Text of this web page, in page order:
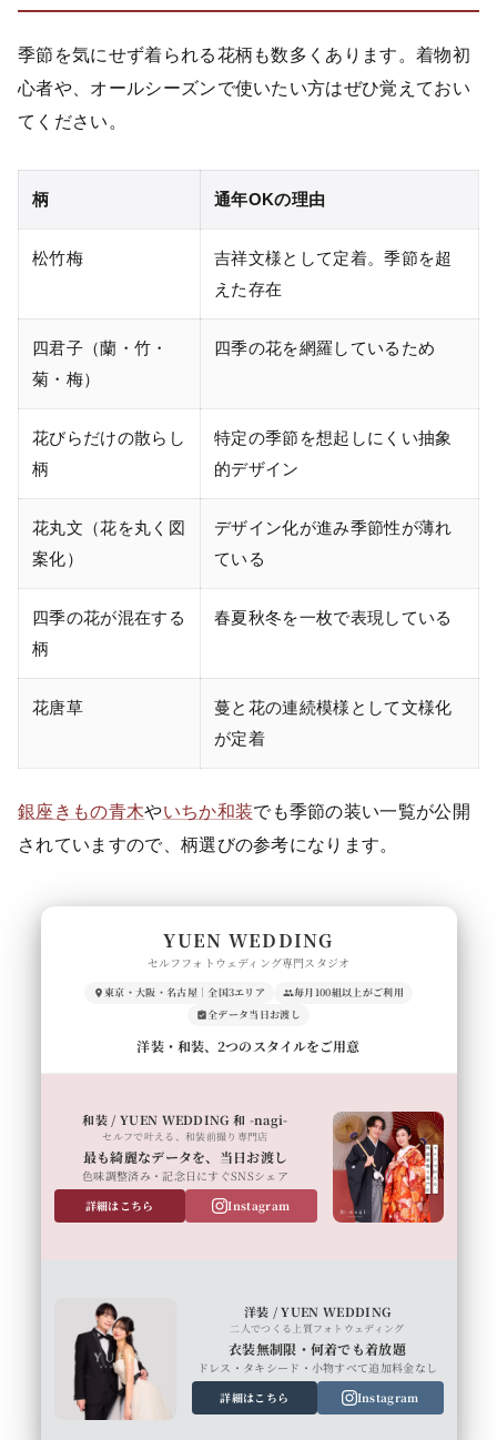
季節を気にせず着られる花柄も数多くあります。着物初
心者や、オールシーズンで使いたい方はぜひ覚えておい
てください。
柄 通年OKの理由
松竹梅
吉祥文様として定着。季節を超
えた存在
四君子（蘭・竹・
菊・梅）
四季の花を網羅しているため
花びらだけの散らし
柄
特定の季節を想起しにくい抽象
的デザイン
花丸文（花を丸く図
案化）
デザイン化が進み季節性が薄れ
ている
四季の花が混在する
柄
春夏秋冬を一枚で表現している
花唐草
蔓と花の連続模様として文様化
が定着
銀座きもの青木やいちか和装でも季節の装い一覧が公開
されていますので、柄選びの参考になります。
YUEN WEDDING
セルフフォトウェディング専門スタジオ
東京・大阪・名古屋｜全国3エリア
毎月100組以上がご利用
全データ当日お渡し
洋装・和装、2つのスタイルをご用意
和装 / YUEN WEDDING 和 -nagi-
セルフで叶える、和装前撮り専門店
最も綺麗なデータを、当日お渡し
色味調整済み・記念日にすぐSNSシェア
詳細はこちら
Instagram
洋装 / YUEN WEDDING
二人でつくる上質フォトウェディング
衣装無制限・何着でも着放題
ドレス・タキシード・小物すべて追加料金なし
詳細はこちら
Instagram